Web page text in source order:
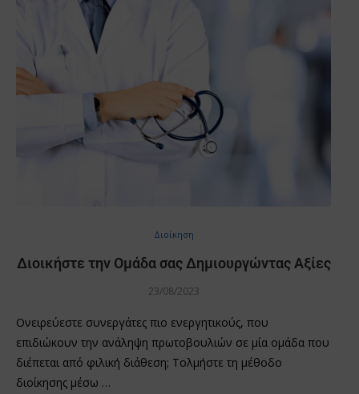
Διοίκηση
Διοικήστε την Ομάδα σας Δημιουργώντας Αξίες
23/08/2023
Ονειρεύεστε συνεργάτες πιο ενεργητικούς, που
επιδιώκουν την ανάληψη πρωτοβουλιών σε μία ομάδα που
διέπεται από φιλική διάθεση; Τολμήστε τη μέθοδο
διοίκησης μέσω …